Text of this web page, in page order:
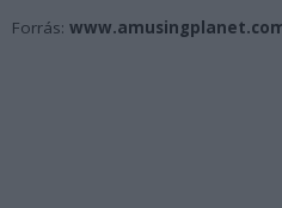
Forrás: